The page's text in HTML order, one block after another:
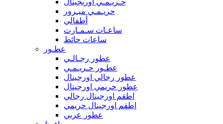
حريـمـي ميـرور
أطفالي
ساعـات سـمـارت
ساعات حائط
عطـور
عطور رجـالـي
عطـور حـريـمـي
عطور رجالي اورجينال
عطور حريمي اورجينال
اطقم اورجينال رجالي
اطقم اورجينال حريمي
عطور عربي